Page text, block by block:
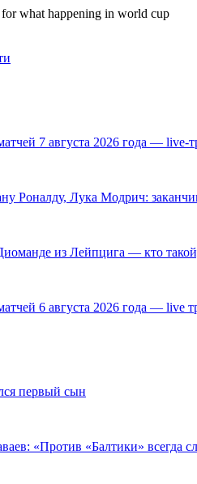
what happening in world cup
7 августа 2026 года — live-
Роналду, Лука Модрич:
из Лейпцига — кто
6 августа 2026 года — live
первый сын
«Против «Балтики» всегда